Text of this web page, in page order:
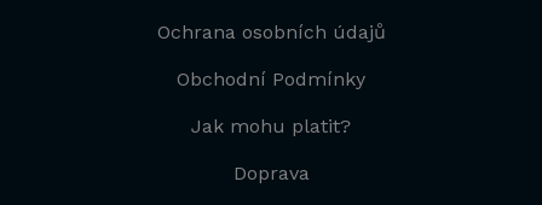
Ochrana osobních údajů
Obchodní Podmínky
Jak mohu platit?
Doprava